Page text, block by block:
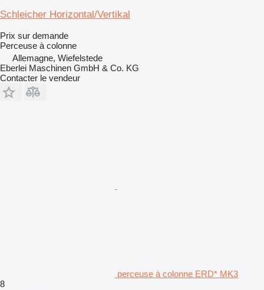
Schleicher Horizontal/Vertikal
Prix sur demande
Perceuse à colonne
Allemagne, Wiefelstede
Eberlei Maschinen GmbH & Co. KG
Contacter le vendeur
perceuse à colonne ERD* MK3
8